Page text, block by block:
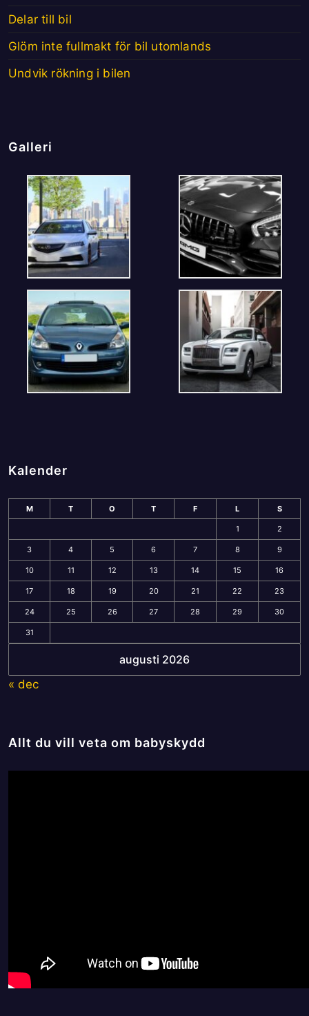
Delar till bil
Glöm inte fullmakt för bil utomlands
Undvik rökning i bilen
Galleri
Kalender
augusti 2026
M T O T F L S
1 2
3 4 5 6 7 8 9
10 11 12 13 14 15 16
17 18 19 20 21 22 23
24 25 26 27 28 29 30
31
« dec
Allt du vill veta om babyskydd